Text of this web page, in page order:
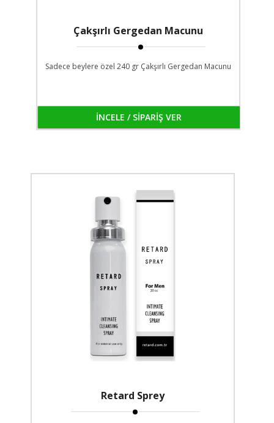
Çakşırlı Gergedan Macunu
Sadece beylere özel 240 gr Çakşırlı Gergedan Macunu
İNCELE / SİPARİŞ VER
Retard Sprey